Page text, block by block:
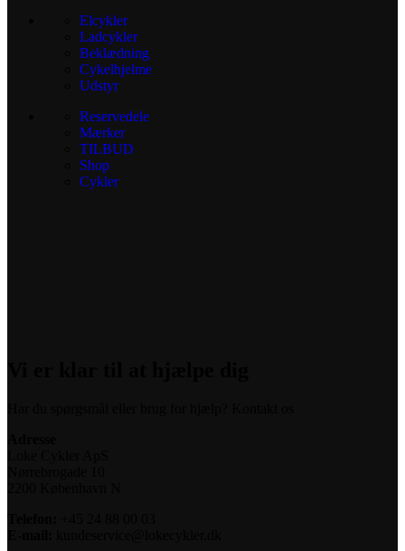
Elcykler
Ladcykler
Beklædning
Cykelhjelme
Udstyr
Reservedele
Mærker
TILBUD
Shop
Cykler